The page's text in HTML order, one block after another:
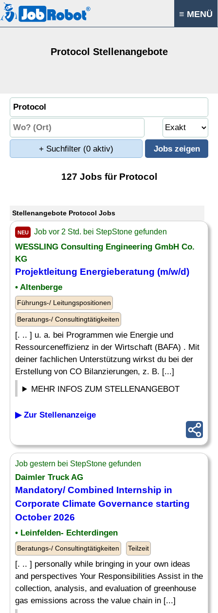
≡ MENÜ
Protocol Stellenangebote
+ Suchfilter (0 aktiv)
127 Jobs für Protocol
Stellenangebote Protocol Jobs
NEU Job vor 2 Std. bei StepStone gefunden
WESSLING Consulting Engineering GmbH Co.
KG
Projektleitung Energieberatung (m/w/d)
• Altenberge
Führungs-/ Leitungspositionen
Beratungs-/ Consultingtätigkeiten
[. .. ] u. a. bei Programmen wie Energie und
Ressourceneffizienz in der Wirtschaft (BAFA) . Mit
deiner fachlichen Unterstützung wirkst du bei der
Erstellung von CO Bilanzierungen, z. B. [...]
MEHR INFOS ZUM STELLENANGEBOT
▶ Zur Stellenanzeige
Job gestern bei StepStone gefunden
Daimler Truck AG
Mandatory/ Combined Internship in
Corporate Climate Governance starting
October 2026
• Leinfelden- Echterdingen
Beratungs-/ Consultingtätigkeiten Teilzeit
[. .. ] personally while bringing in your own ideas
and perspectives Your Responsibilities Assist in the
collection, analysis, and evaluation of greenhouse
gas emissions across the value chain in [...]